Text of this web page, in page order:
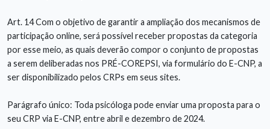
Art. 14 Com o objetivo de garantir a ampliação dos mecanismos de
participação online, será possível receber propostas da categoria
por esse meio, as quais deverão compor o conjunto de propostas
a serem deliberadas nos PRÉ-COREPSI, via formulário do E-CNP, a
ser disponibilizado pelos CRPs em seus sites.
Parágrafo único: Toda psicóloga pode enviar uma proposta para o
seu CRP via E-CNP, entre abril e dezembro de 2024.